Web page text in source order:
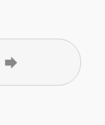
forward